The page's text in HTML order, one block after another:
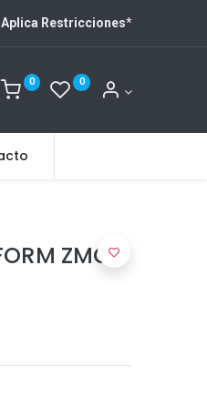
Restricciones*
0 0
ZMO-